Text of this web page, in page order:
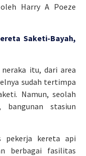
Harry A Poeze
Saketi-Bayah,
itu, dari area
sudah tertimpa
Namun, seolah
bangunan stasiun
pekerja kereta api
berbagai fasilitas